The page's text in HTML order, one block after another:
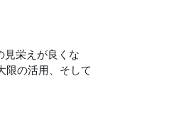
見栄えが良くな
限の活用、そして